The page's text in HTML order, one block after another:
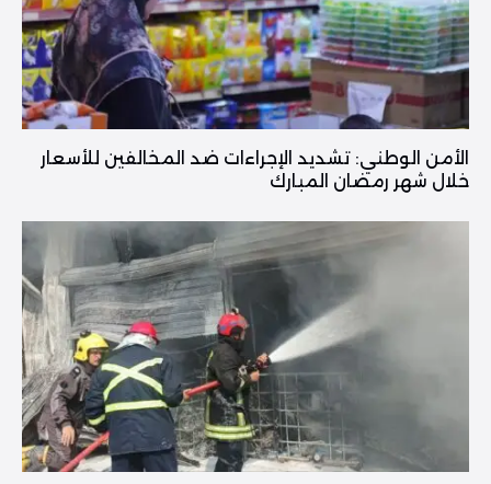
الأمن الوطني: تشديد الإجراءات ضد المخالفين للأسعار
خلال شهر رمضان المبارك